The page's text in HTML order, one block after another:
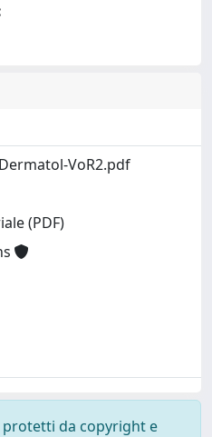
VoR2.pdf
(PDF)
protetti da copyright e